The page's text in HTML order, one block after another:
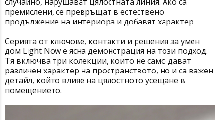
премислени, се превръщат в естествено
продължение на интериора и добавят характер.
Серията от ключове, контакти и решения за умен
дом Light Now е ясна демонстрация на този подход.
Тя включва три колекции, които не само дават
различен характер на пространството, но и са важен
детайл, който влияе на цялостното усещане в
помещението.